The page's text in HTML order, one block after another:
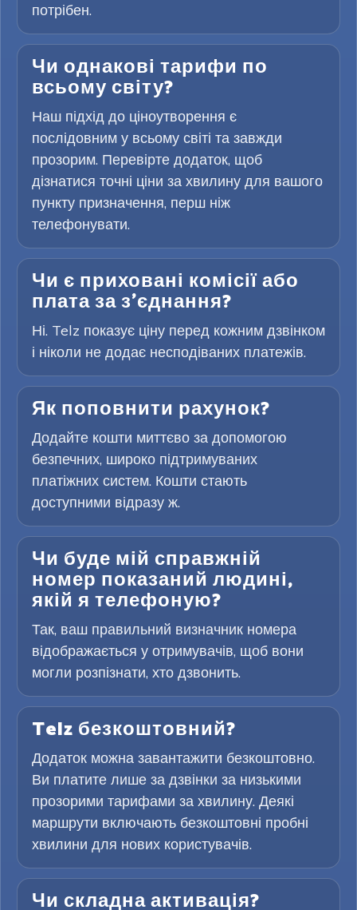
потрібен.
Чи однакові тарифи по
всьому світу?
Наш підхід до ціноутворення є
послідовним у всьому світі та завжди
прозорим. Перевірте додаток, щоб
дізнатися точні ціни за хвилину для вашого
пункту призначення, перш ніж
телефонувати.
Чи є приховані комісії або
плата за з’єднання?
Ні. Telz показує ціну перед кожним дзвінком
і ніколи не додає несподіваних платежів.
Як поповнити рахунок?
Додайте кошти миттєво за допомогою
безпечних, широко підтримуваних
платіжних систем. Кошти стають
доступними відразу ж.
Чи буде мій справжній
номер показаний людині,
якій я телефоную?
Так, ваш правильний визначник номера
відображається у отримувачів, щоб вони
могли розпізнати, хто дзвонить.
Telz безкоштовний?
Додаток можна завантажити безкоштовно.
Ви платите лише за дзвінки за низькими
прозорими тарифами за хвилину. Деякі
маршрути включають безкоштовні пробні
хвилини для нових користувачів.
Чи складна активація?